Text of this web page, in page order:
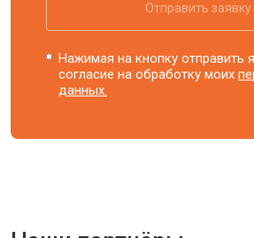
Отправить заявку
Нажимая на кнопку отправить
согласие на обработку моих
данных.